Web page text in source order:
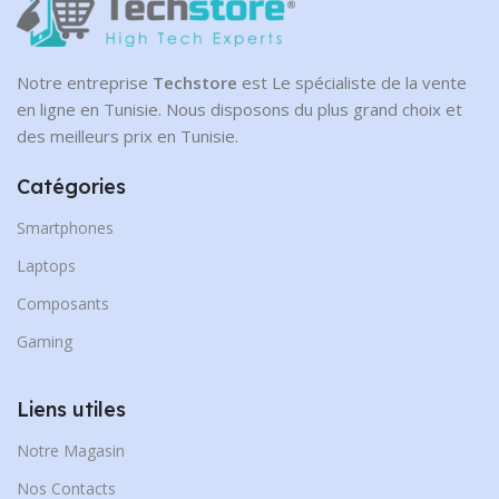
Notre entreprise Techstore est Le spécialiste de la vente
en ligne en Tunisie. Nous disposons du plus grand choix et
des meilleurs prix en Tunisie.
Catégories
Smartphones
Laptops
Composants
Gaming
Liens utiles
Notre Magasin
Nos Contacts